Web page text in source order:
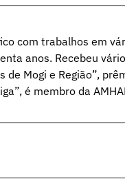
com trabalhos em
anos. Recebeu
de Mogi e Região”,
é membro da